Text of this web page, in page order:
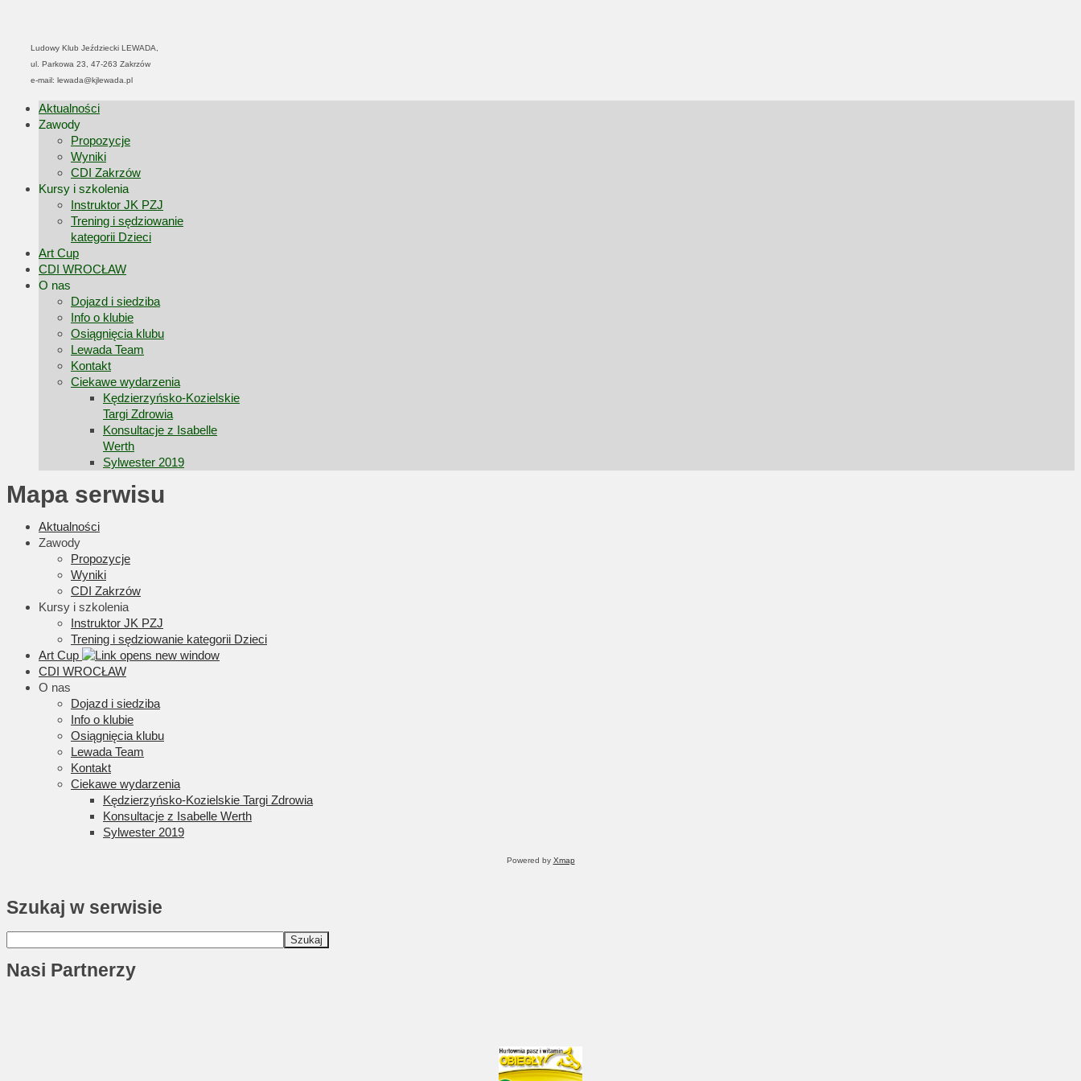
Ludowy Klub Jeździecki LEWADA,
ul. Parkowa 23, 47-263 Zakrzów
e-mail: lewada@kjlewada.pl
Aktualności
Zawody
Propozycje
Wyniki
CDI Zakrzów
Kursy i szkolenia
Instruktor JK PZJ
Trening i sędziowanie
kategorii Dzieci
Art Cup
CDI WROCŁAW
O nas
Dojazd i siedziba
Info o klubie
Osiągnięcia klubu
Lewada Team
Kontakt
Ciekawe wydarzenia
Kędzierzyńsko-Kozielskie
Targi Zdrowia
Konsultacje z Isabelle
Werth
Sylwester 2019
Mapa serwisu
Aktualności
Zawody
Propozycje
Wyniki
CDI Zakrzów
Kursy i szkolenia
Instruktor JK PZJ
Trening i sędziowanie kategorii Dzieci
Art Cup
CDI WROCŁAW
O nas
Dojazd i siedziba
Info o klubie
Osiągnięcia klubu
Lewada Team
Kontakt
Ciekawe wydarzenia
Kędzierzyńsko-Kozielskie Targi Zdrowia
Konsultacje z Isabelle Werth
Sylwester 2019
Powered by Xmap
Szukaj w serwisie
Nasi Partnerzy